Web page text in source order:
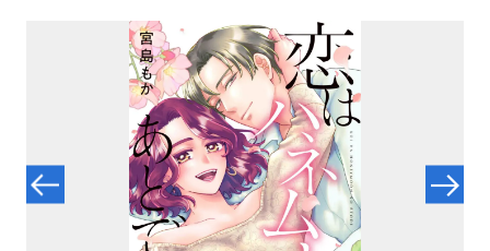
アイドル
鉄道・バス
コミック・ラノベ